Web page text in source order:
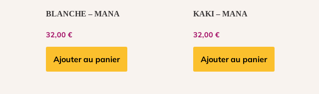
BLANCHE – MANA
32,00 €
Ajouter au panier
KAKI – MANA
32,00 €
Ajouter au panier